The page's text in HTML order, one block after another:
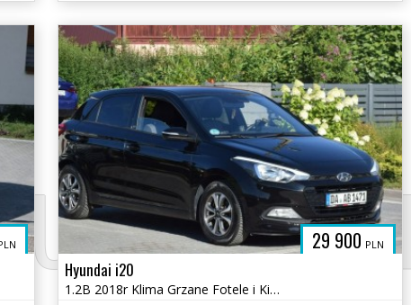
29 900 PLN
Hyundai i20
1.2B 2018r Klima Grzane Fotele i Kierownica Sprowadzony